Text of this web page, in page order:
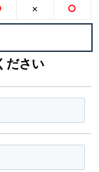
×
○
ださい